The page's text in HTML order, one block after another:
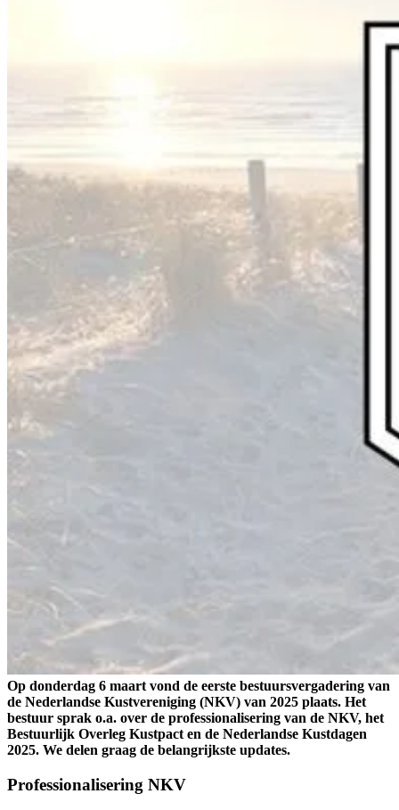
Op donderdag 6 maart vond de eerste bestuursvergadering van
de Nederlandse Kustvereniging (NKV) van 2025 plaats. Het
bestuur sprak o.a. over de professionalisering van de NKV, het
Bestuurlijk Overleg Kustpact en de Nederlandse Kustdagen
2025. We delen graag de belangrijkste updates.
Professionalisering NKV